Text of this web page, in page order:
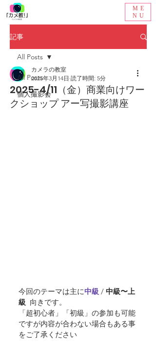
ME
NU
記事
All Posts
個人撮影会
All Posts
2025-4/11（金）商業向けワー
クショップ アー写撮影講座
カメラの教室
2025年3月14日 読了時間: 5分
今回のテーマは主に中級 / 中級〜上
級 向きです。
「超初心者」「初級」の参加も可能
ですが内容が合わない場合もある事
をご了承ください